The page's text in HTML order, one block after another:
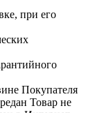
при его
Покупателя
Товар не